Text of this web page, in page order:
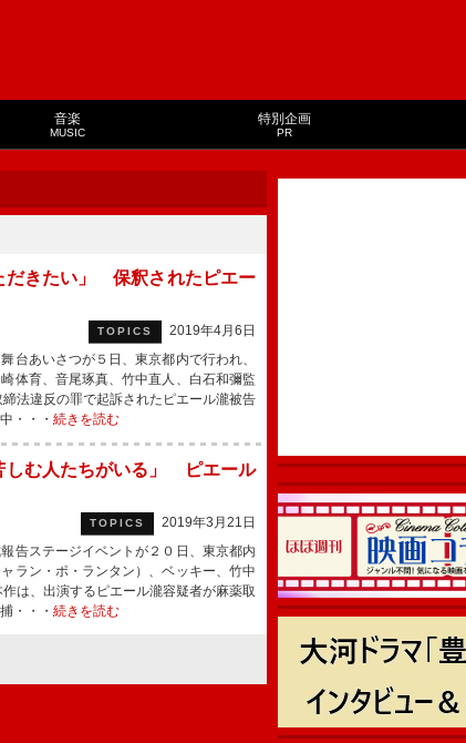
音楽
MUSIC
特別企画
PR
だきたい」 保釈されたピエー
TOPICS
2019年4月6日
台あいさつが５日、東京都内で行われ、
体育、音尾琢真、竹中直人、白石和彌監
法違反の罪で起訴されたピエール瀧被告
・・・ 続きを読む
しむ人たちがいる」 ピエール
TOPICS
2019年3月21日
告ステージイベントが２０日、東京都内
ラン・ポ・ランタン）、ベッキー、竹中
は、出演するピエール瀧容疑者が麻薬取
・・・ 続きを読む